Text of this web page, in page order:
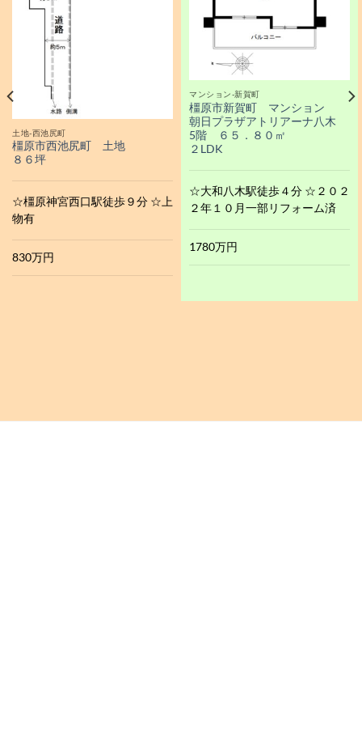
土地-西池尻町
橿原市西池尻町 土地
８６坪
☆橿原神宮西口駅徒歩９分 ☆上
物有
830万円
マンション-新賀町
橿原市新賀町 マンション
朝日プラザアトリアーナ八木
5階 ６５．８０㎡
２LDK
☆大和八木駅徒歩４分 ☆２０２
２年１０月一部リフォーム済
1780万円